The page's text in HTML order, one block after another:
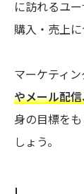
に訪れるユ
購入・売上に
マーケティン
やメール配
身の目標を
しょう。